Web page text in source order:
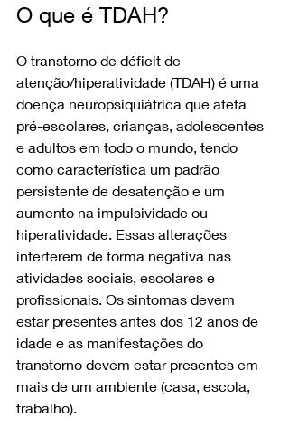
O que é TDAH?
O transtorno de déficit de
atenção/hiperatividade (TDAH) é uma
doença neuropsiquiátrica que afeta
pré-escolares, crianças, adolescentes
e adultos em todo o mundo, tendo
como característica um padrão
persistente de desatenção e um
aumento na impulsividade ou
hiperatividade. Essas alterações
interferem de forma negativa nas
atividades sociais, escolares e
profissionais. Os sintomas devem
estar presentes antes dos 12 anos de
idade e as manifestações do
transtorno devem estar presentes em
mais de um ambiente (casa, escola,
trabalho).